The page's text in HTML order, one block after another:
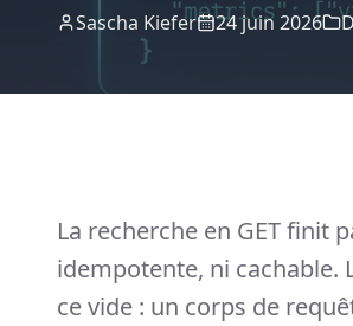
Sascha Kiefer 24 juin 2026
La recherche en GET finit
idempotente, ni cachable.
ce vide : un corps de